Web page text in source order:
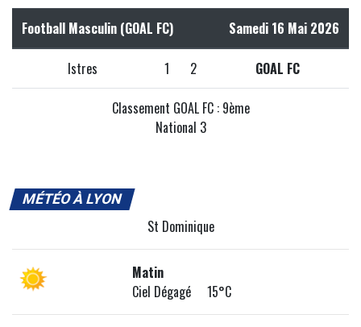
Football Masculin (GOAL FC) Samedi 16 Mai 2026
Istres 1 2 GOAL FC
Classement GOAL FC : 9ème
National 3
MÉTÉO À LYON
St Dominique
Matin
Ciel Dégagé 15°C